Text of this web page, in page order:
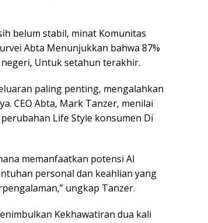
belum stabil, minat Komunitas
Abta Menunjukkan bahwa 87%
Untuk setahun terakhir.
paling penting, mengalahkan
CEO Abta, Mark Tanzer, menilai
Life Style konsumen Di
memanfaatkan potensi AI
personal dan keahlian yang
ungkap Tanzer.
Kekhawatiran dua kali